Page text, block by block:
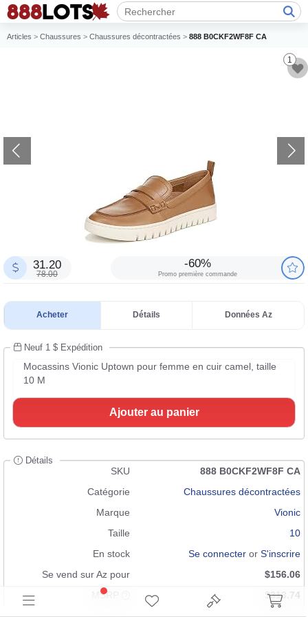
Articles > Chaussures > Chaussures décontractées > 888 B0CKF2WF8F CA
1
31.20
78.00
-60%
Promo première commande
Acheter Détails Données Az
Neuf 1 $ Expédition
Mocassins Vionic Uptown pour femme en cuir camel, taille
10 M
Ajouter au panier
Détails
SKU
888 B0CKF2WF8F CA
Catégorie
Chaussures décontractées
Marque
Vionic
Taille
10
En stock
Se connecter or S'inscrire
Se vend sur Az pour
$156.06
MSRP
$313.74